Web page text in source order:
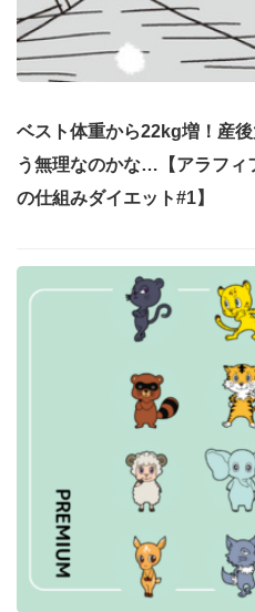
ベスト体重から22kg増！産
う無理なのかな…【アラフィ
の仕組みダイエット#1】